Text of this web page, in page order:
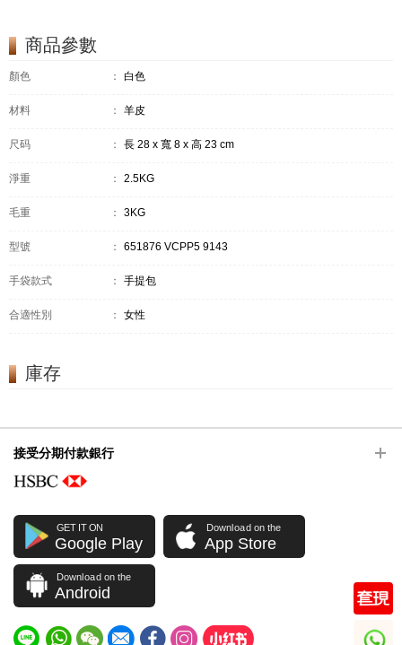
商品參數
顏色 ： 白色
材料 ： 羊皮
尺码 ： 長 28 x 寬 8 x 高 23 cm
淨重 ： 2.5KG
毛重 ： 3KG
型號 ： 651876 VCPP5 9143
手袋款式 ： 手提包
合適性別 ： 女性
庫存
接受分期付款銀行
GET IT ON
Google Play
Download on the
App Store
Download on the
Android